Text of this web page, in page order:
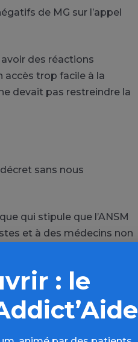
de MG sur l’appel
des réactions
accès trop facile à la
devait pas restreindre la
sans nous
qui stipule que l’ANSM
et à des médecins non
si nécessaire .
rédigé par les services
pour que les 2
obtenu il y a 8 jours .
: le